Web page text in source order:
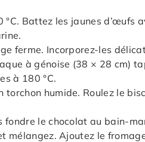
°C. Battez les jaunes d’œufs
ferme. Incorporez-les
à génoise (38 × 28 cm)
à 180 °C.
torchon humide. Roulez le
fondre le chocolat au bain-
mélangez. Ajoutez le